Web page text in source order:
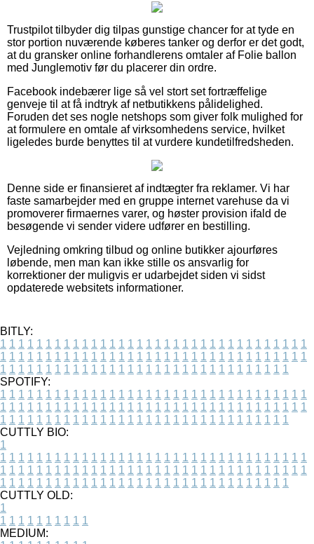
Trustpilot tilbyder dig tilpas gunstige chancer for at tyde en
stor portion nuværende køberes tanker og derfor er det godt,
at du gransker online forhandlerens omtaler af Folie ballon
med Junglemotiv før du placerer din ordre.
Facebook indebærer lige så vel stort set fortræffelige
genveje til at få indtryk af netbutikkens pålidelighed.
Foruden det ses nogle netshops som giver folk mulighed for
at formulere en omtale af virksomhedens service, hvilket
ligeledes burde benyttes til at vurdere kundetilfredsheden.
Denne side er finansieret af indtægter fra reklamer. Vi har
faste samarbejder med en gruppe internet varehuse da vi
promoverer firmaernes varer, og høster provision ifald de
besøgende vi sender videre udfører en bestilling.
Vejledning omkring tilbud og online butikker ajourføres
løbende, men man kan ikke stille os ansvarlig for
korrektioner der muligvis er udarbejdet siden vi sidst
opdaterede websitets informationer.
BITLY:
1 1 1 1 1 1 1 1 1 1 1 1 1 1 1 1 1 1 1 1 1 1 1 1 1 1 1 1 1 1 1 1 1 1
1 1 1 1 1 1 1 1 1 1 1 1 1 1 1 1 1 1 1 1 1 1 1 1 1 1 1 1 1 1 1 1 1 1
1 1 1 1 1 1 1 1 1 1 1 1 1 1 1 1 1 1 1 1 1 1 1 1 1 1 1 1 1 1 1 1
SPOTIFY:
1 1 1 1 1 1 1 1 1 1 1 1 1 1 1 1 1 1 1 1 1 1 1 1 1 1 1 1 1 1 1 1 1 1
1 1 1 1 1 1 1 1 1 1 1 1 1 1 1 1 1 1 1 1 1 1 1 1 1 1 1 1 1 1 1 1 1 1
1 1 1 1 1 1 1 1 1 1 1 1 1 1 1 1 1 1 1 1 1 1 1 1 1 1 1 1 1 1 1 1
CUTTLY BIO:
1
1 1 1 1 1 1 1 1 1 1 1 1 1 1 1 1 1 1 1 1 1 1 1 1 1 1 1 1 1 1 1 1 1 1
1 1 1 1 1 1 1 1 1 1 1 1 1 1 1 1 1 1 1 1 1 1 1 1 1 1 1 1 1 1 1 1 1 1
1 1 1 1 1 1 1 1 1 1 1 1 1 1 1 1 1 1 1 1 1 1 1 1 1 1 1 1 1 1 1 1
CUTTLY OLD:
1
1 1 1 1 1 1 1 1 1 1
MEDIUM: